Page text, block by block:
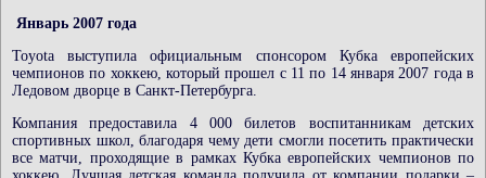
Январь 2007 года
Toyota выступила официальным спонсором Кубка европейских
чемпионов по хоккею, который прошел с 11 по 14 января 2007 года в
Ледовом дворце в Санкт-Петербурга.
Компания предоставила 4 000 билетов воспитанникам детских
спортивных школ, благодаря чему дети смогли посетить практически
все матчи, проходящие в рамках Кубка европейских чемпионов по